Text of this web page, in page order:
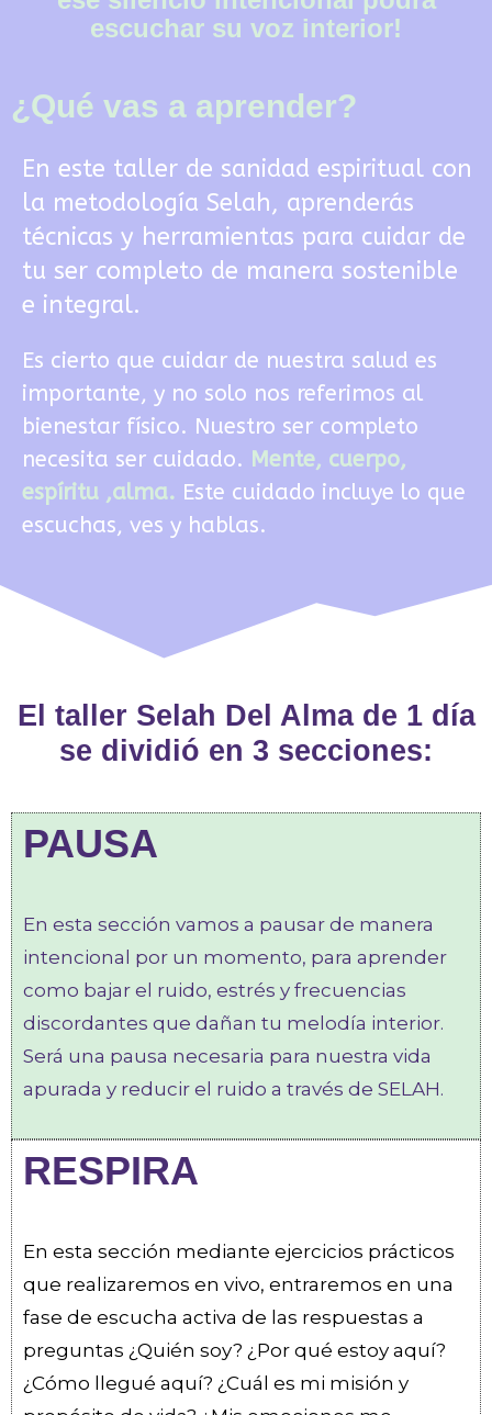
escuchar su voz interior!
¿Qué vas a aprender?
En este taller de sanidad espiritual con
la metodología Selah, aprenderás
técnicas y herramientas para cuidar de
tu ser completo de manera sostenible
e integral.
Es cierto que cuidar de nuestra salud es
importante, y no solo nos referimos al
bienestar físico. Nuestro ser completo
necesita ser cuidado. Mente, cuerpo,
espíritu ,alma. Este cuidado incluye lo que
escuchas, ves y hablas.
El taller Selah Del Alma de 1 día
se dividió en 3 secciones:
PAUSA
En esta sección vamos a pausar de manera
intencional por un momento, para aprender
como bajar el ruido, estrés y frecuencias
discordantes que dañan tu melodía interior.
Será una pausa necesaria para nuestra vida
apurada y reducir el ruido a través de SELAH.
RESPIRA
En esta sección mediante ejercicios prácticos
que realizaremos en vivo, entraremos en una
fase de escucha activa de las respuestas a
preguntas ¿Quién soy? ¿Por qué estoy aquí?
¿Cómo llegué aquí? ¿Cuál es mi misión y